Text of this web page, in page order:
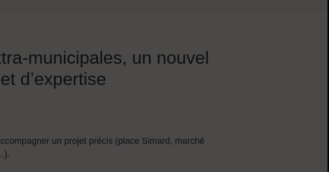
municipales, un nouvel
d’expertise
un projet précis (place Simard, marché